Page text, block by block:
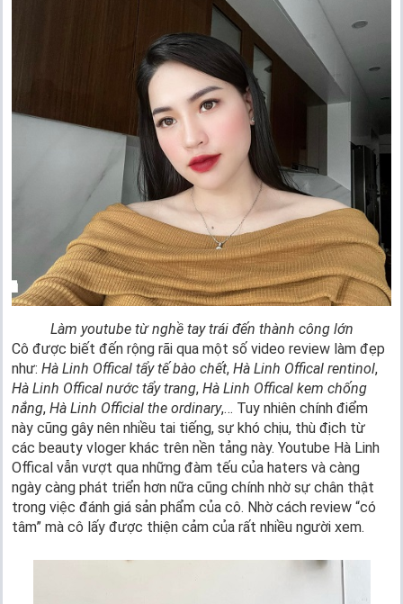
Làm youtube từ nghề tay trái đến thành công lớn
Cô được biết đến rộng rãi qua một số video review làm đẹp
như: Hà Linh Offical tẩy tế bào chết, Hà Linh Offical rentinol,
Hà Linh Offical nước tẩy trang, Hà Linh Offical kem chống
nắng, Hà Linh Official the ordinary,… Tuy nhiên chính điểm
này cũng gây nên nhiều tai tiếng, sự khó chịu, thù địch từ
các beauty vloger khác trên nền tảng này. Youtube Hà Linh
Offical vẫn vượt qua những đàm tếu của haters và càng
ngày càng phát triển hơn nữa cũng chính nhờ sự chân thật
trong việc đánh giá sản phẩm của cô. Nhờ cách review “có
tâm” mà cô lấy được thiện cảm của rất nhiều người xem.